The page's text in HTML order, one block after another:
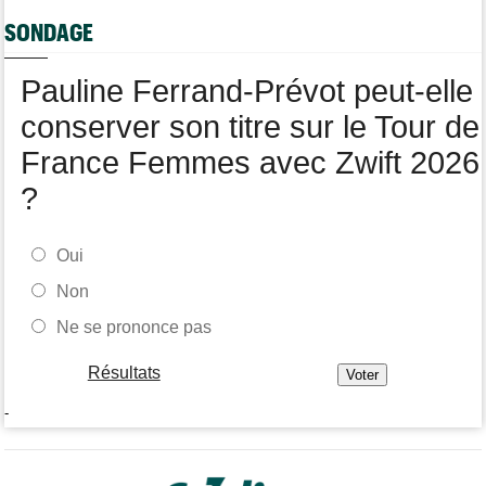
Tour de Burgos
07:43
Transfert
Le Mercato vélo est ouvert... les toutes les dernières infos
SONDAGE
Pauline Ferrand-Prévot peut-elle
conserver son titre sur le Tour de
France Femmes avec Zwift 2026
?
Oui
Non
Ne se prononce pas
Résultats
-